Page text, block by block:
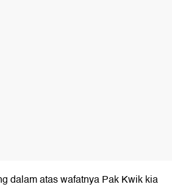
dalam atas wafatnya Pak Kwik kia